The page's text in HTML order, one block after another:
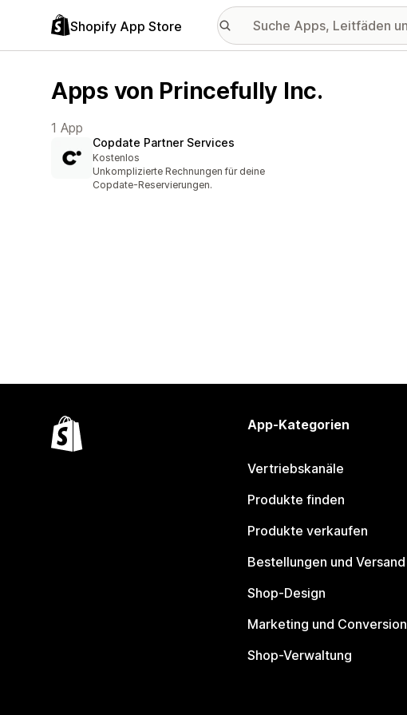
Shopify App Store
Apps von Princefully Inc.
1 App
Copdate Partner Services
Kostenlos
Unkomplizierte Rechnungen für deine
Copdate-Reservierungen.
App-Kategorien
Vertriebskanäle
Produkte finden
Produkte verkaufen
Bestellungen und Versand
Shop-Design
Marketing und Conversion
Shop-Verwaltung